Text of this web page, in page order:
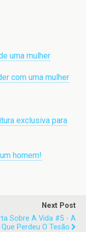
uma mulher
com uma mulher
exclusiva para
homem!
Next Post
Sobre A Vida #5 - A
Que Perdeu O Tesão